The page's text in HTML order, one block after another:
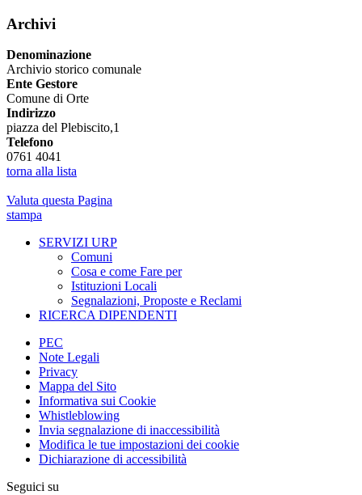
Archivi
Denominazione
Archivio storico comunale
Ente Gestore
Comune di Orte
Indirizzo
piazza del Plebiscito,1
Telefono
0761 4041
torna alla lista
Valuta questa Pagina
stampa
SERVIZI URP
Comuni
Cosa e come Fare per
Istituzioni Locali
Segnalazioni, Proposte e Reclami
RICERCA DIPENDENTI
PEC
Note Legali
Privacy
Mappa del Sito
Informativa sui Cookie
Whistleblowing
Invia segnalazione di inaccessibilità
Modifica le tue impostazioni dei cookie
Dichiarazione di accessibilità
Seguici su